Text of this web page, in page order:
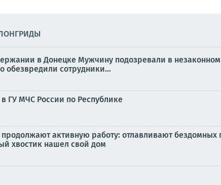
в Донецке Мужчину подозревали в
обезвредили сотрудники...
ГУ МЧС России по Республике
активную работу: отлавливают
хвостик нашел свой дом